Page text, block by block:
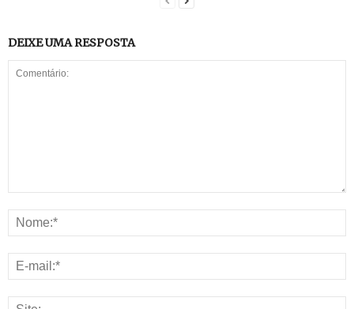
DEIXE UMA RESPOSTA